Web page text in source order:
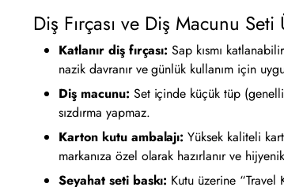
Diş Fırçası ve Diş Macunu
Katlanır diş fırçası: Sap kısmı
nazik davranır ve günlük kullanım için
Diş macunu: Set içinde küçük tüp
sızdırma yapmaz.
Karton kutu ambalajı: Yüksek kaliteli
markanıza özel olarak hazırlanır ve
Seyahat seti baskı: Kutu üzerine “Travel